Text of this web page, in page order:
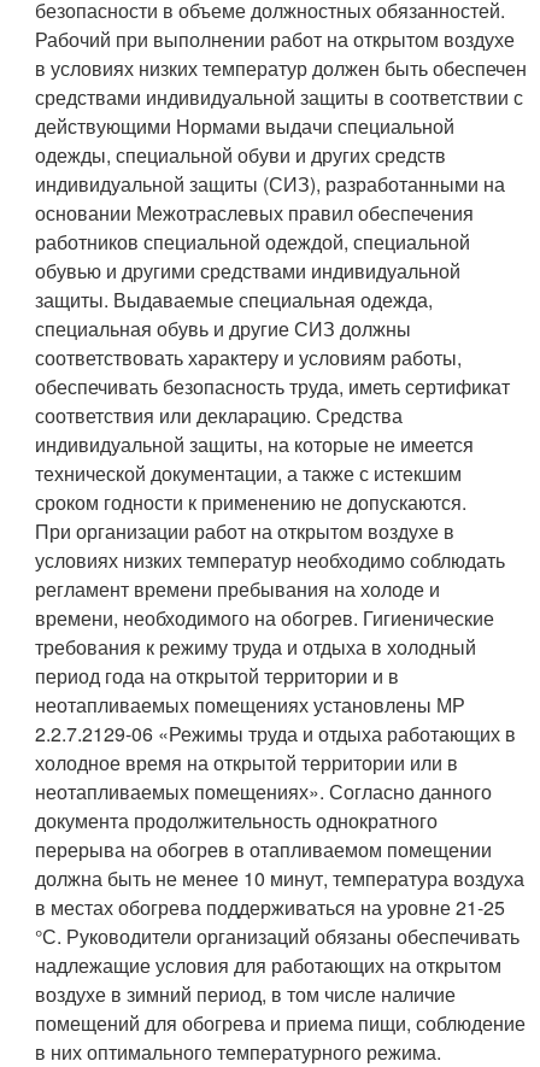
безопасности в объеме должностных обязанностей.
Рабочий при выполнении работ на открытом воздухе
в условиях низких температур должен быть обеспечен
средствами индивидуальной защиты в соответствии с
действующими Нормами выдачи специальной
одежды, специальной обуви и других средств
индивидуальной защиты (СИЗ), разработанными на
основании Межотраслевых правил обеспечения
работников специальной одеждой, специальной
обувью и другими средствами индивидуальной
защиты. Выдаваемые специальная одежда,
специальная обувь и другие СИЗ должны
соответствовать характеру и условиям работы,
обеспечивать безопасность труда, иметь сертификат
соответствия или декларацию. Средства
индивидуальной защиты, на которые не имеется
технической документации, а также с истекшим
сроком годности к применению не допускаются.
При организации работ на открытом воздухе в
условиях низких температур необходимо соблюдать
регламент времени пребывания на холоде и
времени, необходимого на обогрев. Гигиенические
требования к режиму труда и отдыха в холодный
период года на открытой территории и в
неотапливаемых помещениях установлены МР
2.2.7.2129-06 «Режимы труда и отдыха работающих в
холодное время на открытой территории или в
неотапливаемых помещениях». Согласно данного
документа продолжительность однократного
перерыва на обогрев в отапливаемом помещении
должна быть не менее 10 минут, температура воздуха
в местах обогрева поддерживаться на уровне 21-25
°С. Руководители организаций обязаны обеспечивать
надлежащие условия для работающих на открытом
воздухе в зимний период, в том числе наличие
помещений для обогрева и приема пищи, соблюдение
в них оптимального температурного режима.